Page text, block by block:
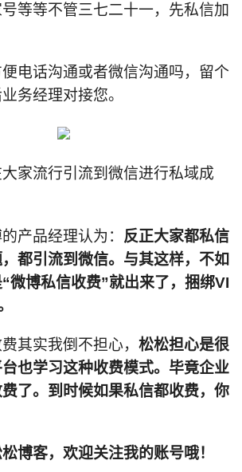
等等不管三七二十一，先私信加
电话沟通或者微信沟通吗，留个
务经理对接您。
家流行引流到微信进行私域成
产品经理认为： 反正大家都私信
都引流到微信。与其这样，不如
微博私信收费”就出来了，捆绑VI
其实我倒不担心， 松松担心是很
也学习这种收费模式。毕竟企业
了。到时候如果私信都收费，你
博客，欢迎关注我的账号哦！